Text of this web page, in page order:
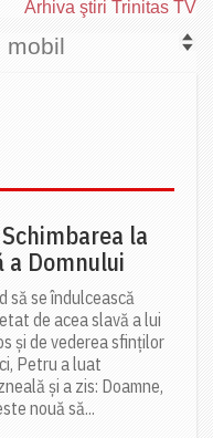
Arhiva ştiri Trinitas TV
mobil
la
a Domnului
să se îndulcească
de acea slavă a lui
și de vederea sfinților
Petru a luat
și a zis: Doamne,
nouă să...